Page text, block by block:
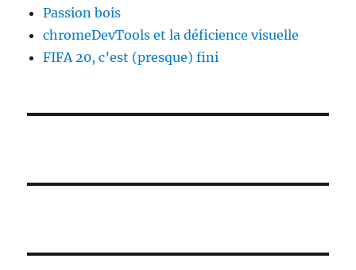
Passion bois
chromeDevTools et la déficience visuelle
FIFA 20, c’est (presque) fini